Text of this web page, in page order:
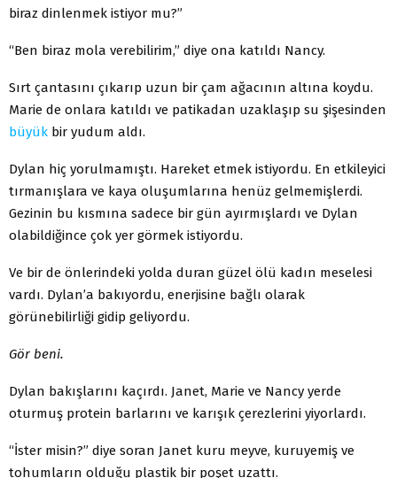
biraz dinlenmek istiyor mu?”
“Ben biraz mola verebilirim,” diye ona katıldı Nancy.
Sırt çantasını çıkarıp uzun bir çam ağacının altına koydu.
Marie de onlara katıldı ve patikadan uzaklaşıp su şişesinden
büyük bir yudum aldı.
Dylan hiç yorulmamıştı. Hareket etmek istiyordu. En etkileyici
tırmanışlara ve kaya oluşumlarına henüz gelmemişlerdi.
Gezinin bu kısmına sadece bir gün ayırmışlardı ve Dylan
olabildiğince çok yer görmek istiyordu.
Ve bir de önlerindeki yolda duran güzel ölü kadın meselesi
vardı. Dylan’a bakıyordu, enerjisine bağlı olarak
görünebilirliği gidip geliyordu.
Gör beni.
Dylan bakışlarını kaçırdı. Janet, Marie ve Nancy yerde
oturmuş protein barlarını ve karışık çerezlerini yiyorlardı.
“İster misin?” diye soran Janet kuru meyve, kuruyemiş ve
tohumların olduğu plastik bir poşet uzattı.